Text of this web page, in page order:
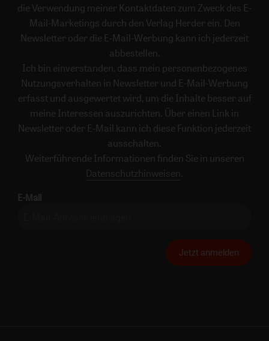
die Verwendung meiner Kontaktdaten zum Zweck des E-
Mail-Marketings durch den Verlag Herder ein. Den
Newsletter oder die E-Mail-Werbung kann ich jederzeit
abbestellen.
Ich bin einverstanden, dass mein personenbezogenes
Nutzungsverhalten in Newsletter und E-Mail-Werbung
erfasst und ausgewertet wird, um die Inhalte besser auf
meine Interessen auszurichten. Über einen Link in
Newsletter oder E-Mail kann ich diese Funktion jederzeit
ausschalten.
Weiterführende Informationen finden Sie in unseren
Datenschutzhinweisen .
E-Mail
Jetzt anmelden